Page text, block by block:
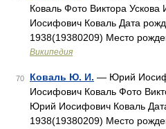
Коваль Фото Виктора
Иосифович Коваль Дата
1938(19380209) Место
Википедия
70 Коваль Ю. И. — Юрий
Иосифович Коваль Фото
Юрий Иосифович Коваль
1938(19380209) Место